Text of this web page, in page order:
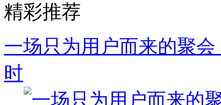
精彩推荐
一场只为用户而来的聚
时